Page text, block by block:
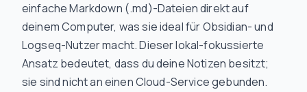
einfache Markdown (.md)-Dateien direkt auf
deinem Computer, was sie ideal für Obsidian- und
Logseq-Nutzer macht. Dieser lokal-fokussierte
Ansatz bedeutet, dass du deine Notizen besitzt;
sie sind nicht an einen Cloud-Service gebunden.